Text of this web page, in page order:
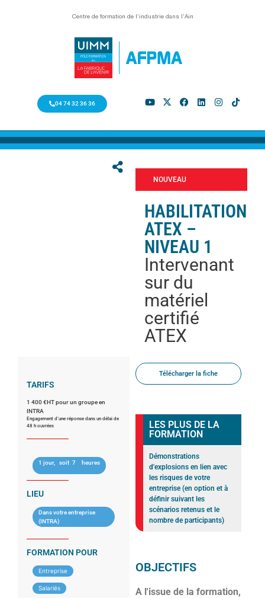
Centre de formation de l’industrie dans l’Ain
04 74 32 36 36
NOUVEAU
HABILITATION
ATEX –
NIVEAU 1
Intervenant
sur du
matériel
certifié
ATEX
TARIFS
1 400 €HT pour un groupe en
INTRA
Engagement d’une réponse dans un délai de
48 h ouvrées
1 jour, soit 7 heures
LIEU
Dans votre entreprise
(INTRA)
FORMATION POUR
Entreprise
Salariés
Télécharger la fiche
LES PLUS DE LA
FORMATION
Démonstrations
d'explosions en lien avec
les risques de votre
entreprise (en option et à
définir suivant les
scénarios retenus et le
nombre de participants)
OBJECTIFS
A l'issue de la formation,